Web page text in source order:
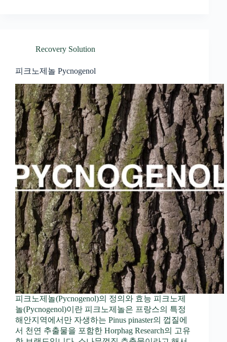
Recovery Solution
피크노제놀 Pycnogenol
피크노제놀(Pycnogenol)의 정의와 효능 피크노제
놀(Pycnogenol)이란 피크노제놀은 프랑스의 특정
해안지역에서만 자생하는 Pinus pinaster의 껍질에
서 천연 추출물을 포함한 Horphag Research의 고유